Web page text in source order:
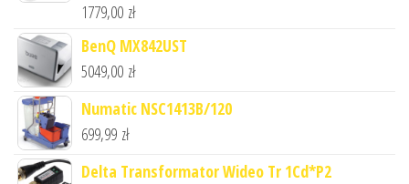
1779,00 zł
BenQ MX842UST
5049,00 zł
Numatic NSC1413B/120
699,99 zł
Delta Transformator Wideo Tr 1Cd*P2